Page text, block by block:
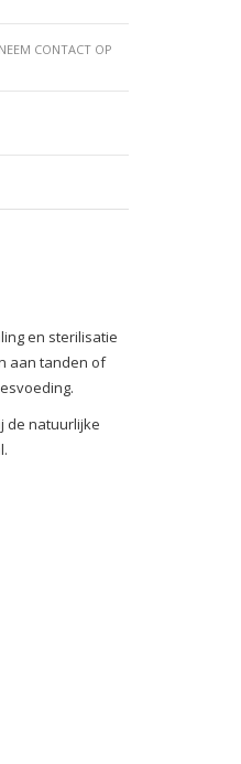
NEEM CONTACT OP
en sterilisatie
aan tanden of
de natuurlijke